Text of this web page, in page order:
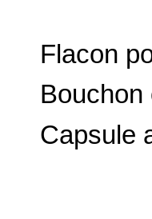
Flacon
Bouchon
Capsule